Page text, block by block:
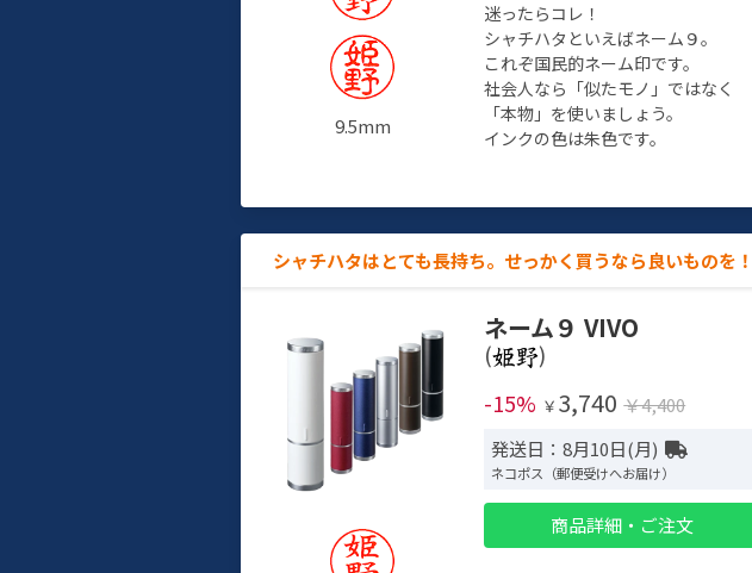
9.5mm
迷ったらコレ！
シャチハタといえばネーム９。
これぞ国民的ネーム印です。
社会人なら「似たモノ」ではなく
「本物」を使いましょう。
インクの色は朱色です。
シャチハタはとても長持ち。せっかく買うなら良いものを！
ネーム９ VIVO
(
)
-15% ￥ 3,740 ￥4,400
発送日：8月10日(月)
ネコポス（郵便受けへお届け）
商品詳細・ご注文